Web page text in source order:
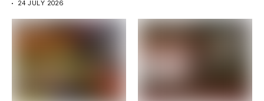
24 JULY 2026